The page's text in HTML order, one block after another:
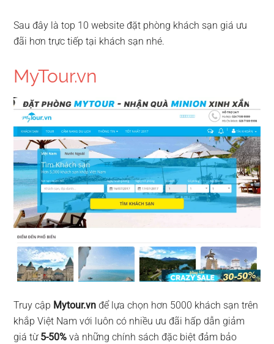
Sau đây là top 10 website đặt phòng khách sạn giá ưu
đãi hơn trực tiếp tại khách sạn nhé.
MyTour.vn
Truy cập Mytour.vnđể lựa chọn hơn 5000 khách sạn trên
khắp Việt Nam với luôn có nhiều ưu đãi hấp dẫn giảm
giá từ 5-50% và những chính sách đặc biệt đảm bảo